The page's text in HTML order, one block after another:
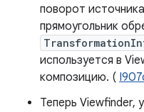
поворот
прямоугольник
используется в
композицию. (
Теперь Viewfinder,